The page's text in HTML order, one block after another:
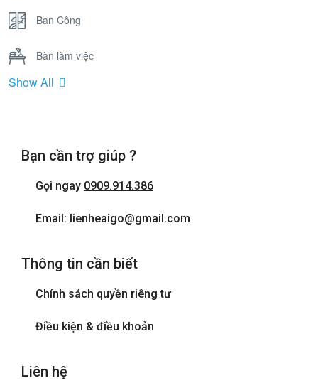
Ban Công
Bàn làm việc
Bồn Tắm Nằm
Điện thoại
Phòng tắm đứng
Show All
Bạn cần trợ giúp ?
Gọi ngay 0909.914.386
Email: lienheaigo@gmail.com
Thông tin cần biết
Chính sách quyền riêng tư
Điều kiện & điều khoản
Liên hệ